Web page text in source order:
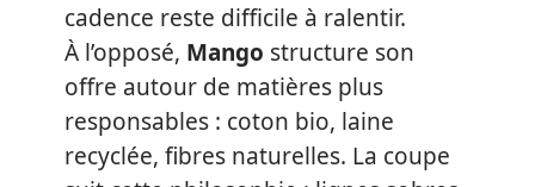
cadence reste difficile à ralentir.
À l’opposé, Mango structure son
offre autour de matières plus
responsables : coton bio, laine
recyclée, fibres naturelles. La coupe